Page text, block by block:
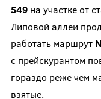
549на участке от
Липовой аллеи
работать маршрут
с прейскурантом
гораздо реже чем
взятые.